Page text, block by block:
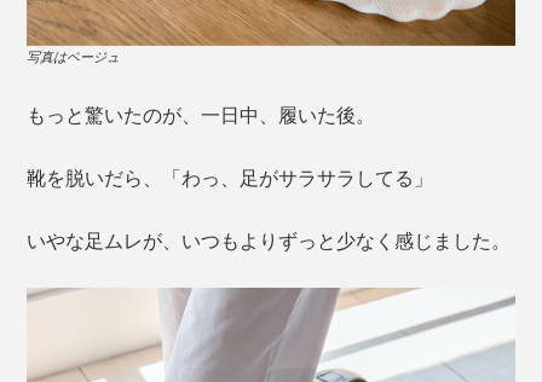
写真はベージュ
もっと驚いたのが、一日中、履いた後。
靴を脱いだら、「わっ、足がサラサラしてる」
いやな足ムレが、いつもよりずっと少なく感じました。